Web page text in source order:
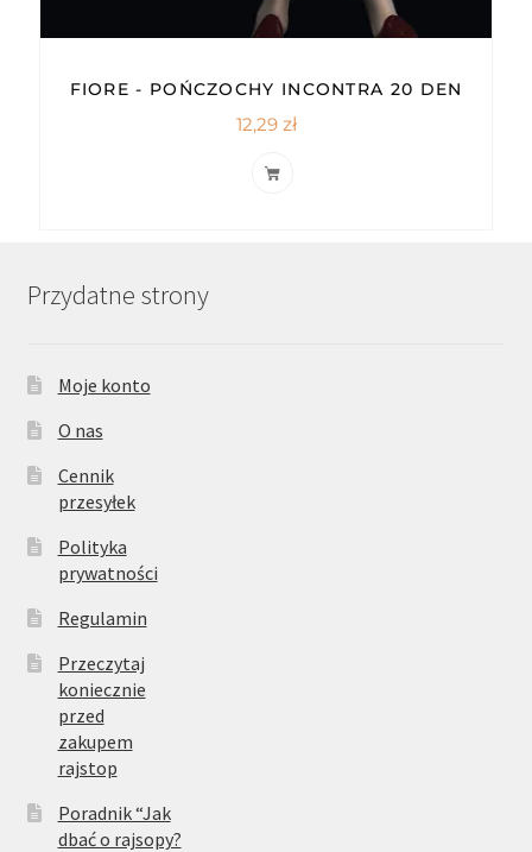
FIORE - POŃCZOCHY INCONTRA 20 DEN
12,29 zł
Przydatne strony
Moje konto
O nas
Cennik
przesyłek
Polityka
prywatności
Regulamin
Przeczytaj
koniecznie
przed
zakupem
rajstop
Poradnik “Jak
dbać o rajsopy?